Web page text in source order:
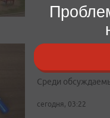
В Минобрнауки
Среди
сегодня, 03:22